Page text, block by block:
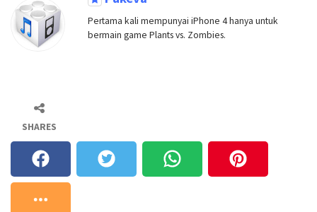
Pertama kali mempunyai iPhone 4 hanya untuk
bermain game Plants vs. Zombies.
SHARES